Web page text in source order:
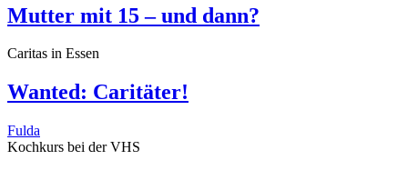
Mutter mit 15 – und dann?
Caritas in Essen
Wanted: Caritäter!
Fulda
Kochkurs bei der VHS